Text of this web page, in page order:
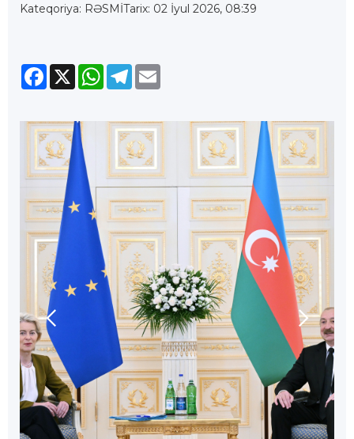
Kateqoriya: RƏSMİTarix: 02 İyul 2026, 08:39
Facebook
X WhatsApp
Telegram